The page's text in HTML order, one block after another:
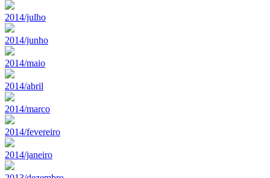
2014/julho
2014/junho
2014/maio
2014/abril
2014/marco
2014/fevereiro
2014/janeiro